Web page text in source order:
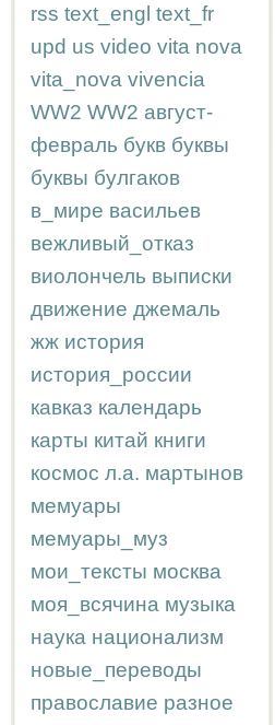
rss text_engl text_fr
upd us video vita nova
vita_nova vivencia
WW2 WW2 август-
февраль букв буквы
буквы булгаков
в_мире васильев
вежливый_отказ
виолончель выписки
движение джемаль
жж история
история_россии
кавказ календарь
карты китай книги
космос л.а. мартынов
мемуары
мемуары_муз
мои_тексты москва
моя_всячина музыка
наука национализм
новые_переводы
православие разное